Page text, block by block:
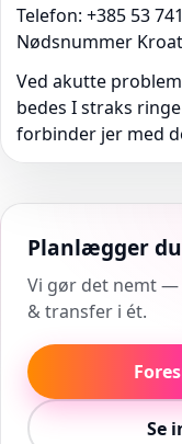
Telefon: +385 53
Nødsnummer
Ved akutte
bedes I straks
forbinder jer med
Planlægger
Vi gør det nemt —
& transfer i ét.
Se